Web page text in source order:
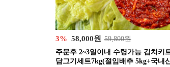
3% 58,000원 59,800원
주문후 2~3일이내 수령가능 김치키
담그기세트7kg(절임배추 5kg+국내